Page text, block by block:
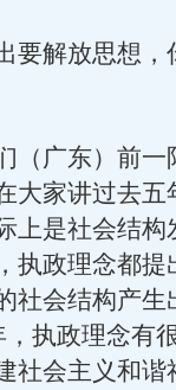
解放思想，
广东）前一
大家讲过去五
上是社会结构
执政理念都提
社会结构产生
执政理念有
社会主义和谐